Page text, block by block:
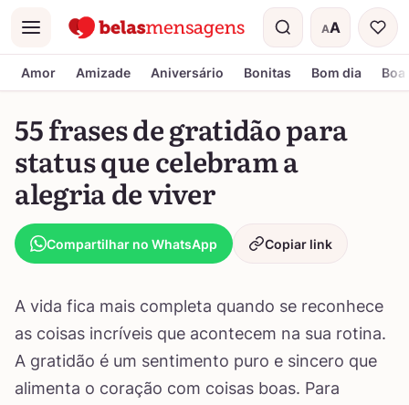
Menu AA
Tamanho do
Amor Amizade Aniversário Bonitas Bom dia
55 frases de gratidão para
status que celebram a
alegria de viver
Compartilhar no WhatsApp Copiar link
A vida fica mais completa quando se reconhece
as coisas incríveis que acontecem na sua rotina.
A gratidão é um sentimento puro e sincero que
alimenta o coração com coisas boas. Para